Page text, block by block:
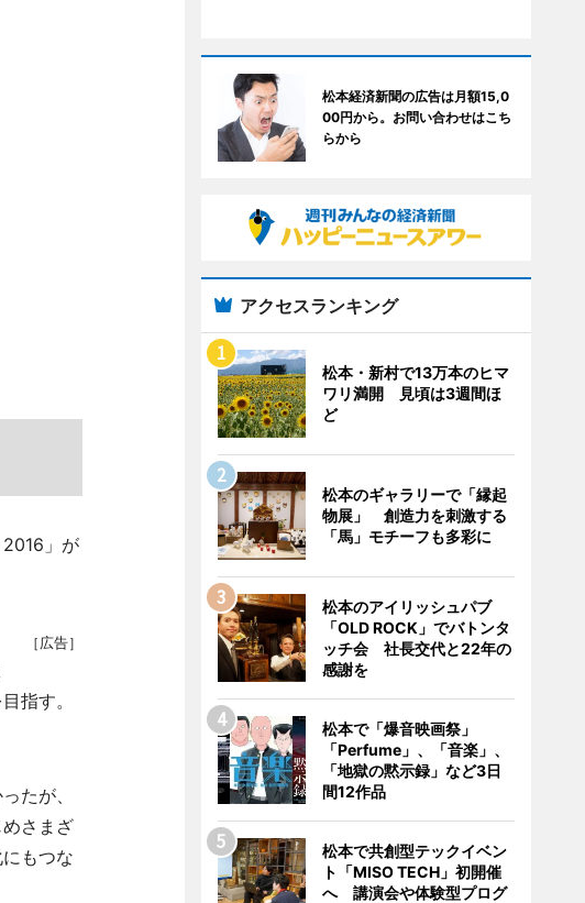
」が
［広告］
指す。
たが、
さまざ
もつな
松本経済新聞の広告は月額15,0
00円から。お問い合わせはこち
らから
アクセスランキング
松本・新村で13万本のヒマ
ワリ満開 見頃は3週間ほ
ど
松本のギャラリーで「縁起
物展」 創造力を刺激する
「馬」モチーフも多彩に
松本のアイリッシュパブ
「OLD ROCK」でバトンタ
ッチ会 社長交代と22年の
感謝を
松本で「爆音映画祭」
「Perfume」、「音楽」、
「地獄の黙示録」など3日
間12作品
松本で共創型テックイベン
ト「MISO TECH」初開催
へ 講演会や体験型プログ